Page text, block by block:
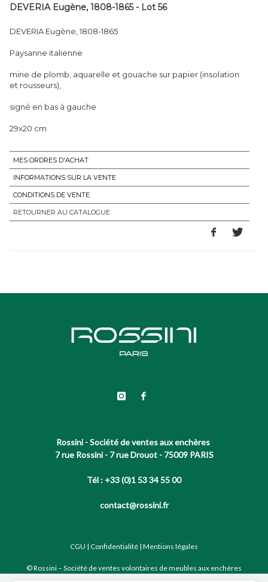
DEVERIA Eugène, 1808-1865 - Lot 56
DEVERIA Eugène, 1808-1865
Paysanne italienne
mine de plomb, aquarelle et gouache sur papier (insolation
et rousseurs),
signé en bas à gauche
29x20 cm
MES ORDRES D'ACHAT
INFORMATIONS SUR LA VENTE
CONDITIONS DE VENTE
RETOURNER AU CATALOGUE
Rossini - Société de ventes aux enchères
7 rue Rossini - 7 rue Drouot - 75009 PARIS
Tél : +33 (0)1 53 34 55 00
contact@rossini.fr
CGU | Confidentialité | Mentions légales
© Rossini – Société de ventes volontaires de meubles aux enchères